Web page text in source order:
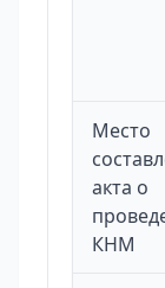
Место
акта о
КНМ